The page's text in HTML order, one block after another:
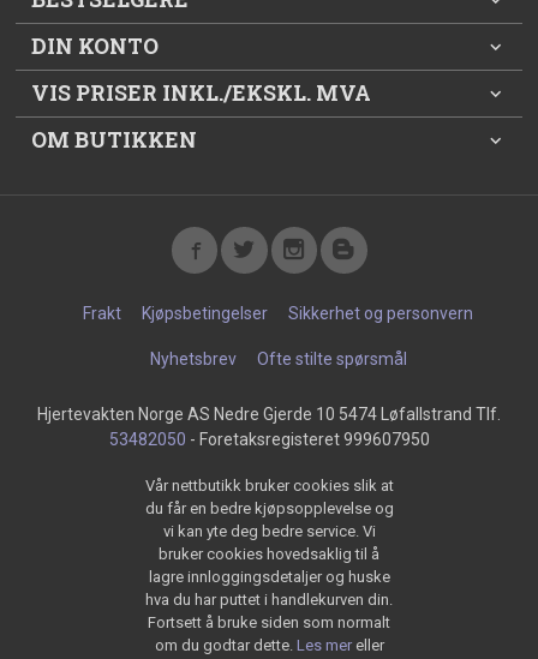
DIN KONTO
VIS PRISER INKL./EKSKL. MVA
OM BUTIKKEN
Frakt Kjøpsbetingelser Sikkerhet og personvern
Nyhetsbrev Ofte stilte spørsmål
Hjertevakten Norge AS Nedre Gjerde 10 5474 Løfallstrand Tlf.
53482050 - Foretaksregisteret 999607950
Vår nettbutikk bruker cookies slik at
du får en bedre kjøpsopplevelse og
vi kan yte deg bedre service. Vi
bruker cookies hovedsaklig til å
lagre innloggingsdetaljer og huske
hva du har puttet i handlekurven din.
Fortsett å bruke siden som normalt
om du godtar dette. Les mer eller